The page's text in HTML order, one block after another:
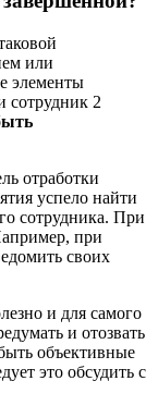
или
элементы
сотрудник 2
отработки
успело найти
сотрудника. При
при
своих
и для самого
и отозвать
объективные
это обсудить с